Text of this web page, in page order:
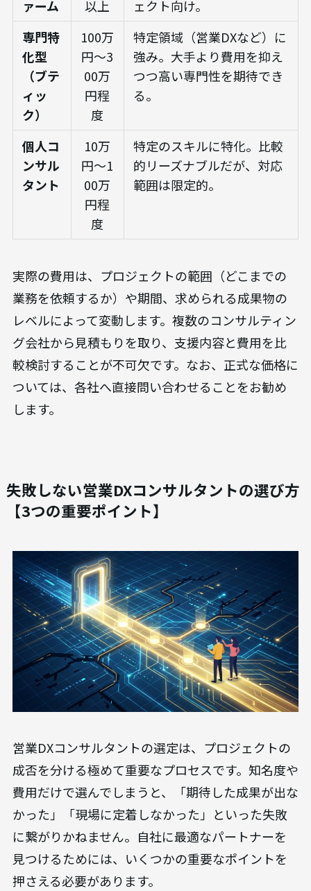
ァーム 以上
ェクト向け。
専門特
化型
（ブテ
ィッ
ク）
100万
円～3
00万
円程
度
特定領域（営業DXなど）に
強み。大手より費用を抑え
つつ高い専門性を期待でき
る。
個人コ
ンサル
タント
10万
円～1
00万
円程
度
特定のスキルに特化。比較
的リーズナブルだが、対応
範囲は限定的。
実際の費用は、プロジェクトの範囲（どこまでの
業務を依頼するか）や期間、求められる成果物の
レベルによって変動します。複数のコンサルティン
グ会社から見積もりを取り、支援内容と費用を比
較検討することが不可欠です。なお、正式な価格に
ついては、各社へ直接問い合わせることをお勧め
します。
失敗しない営業DXコンサルタントの選び方
【3つの重要ポイント】
営業DXコンサルタントの選定は、プロジェクトの
成否を分ける極めて重要なプロセスです。知名度や
費用だけで選んでしまうと、「期待した成果が出な
かった」「現場に定着しなかった」といった失敗
に繋がりかねません。自社に最適なパートナーを
見つけるためには、いくつかの重要なポイントを
押さえる必要があります。